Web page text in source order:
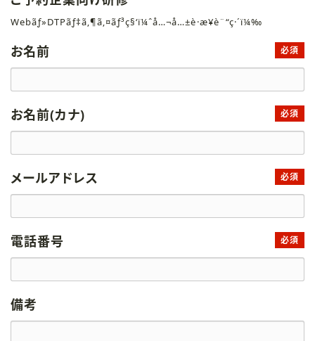
Webãƒ»DTPãƒ‡ã‚¶ã‚¤ãƒ³ç§‘ï¼ˆå…¬å…±è·æ¥­è¨“ç·´ï¼‰
お名前 必須
お名前(カナ) 必須
メールアドレス 必須
電話番号 必須
備考